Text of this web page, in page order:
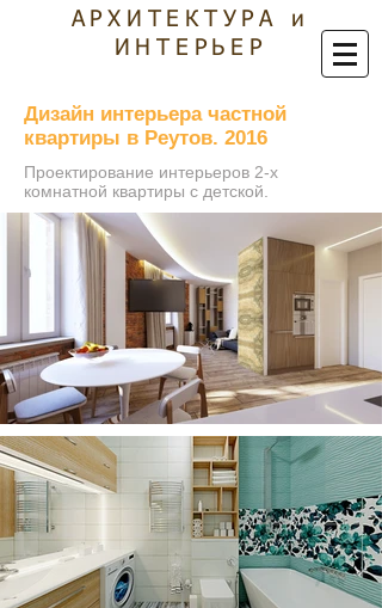
АРХИТЕКТУРА и
ИНТЕРЬЕР
Дизайн интерьера частной
квартиры в Реутов. 2016
Проектирование интерьеров 2-х
комнатной квартиры с детской.